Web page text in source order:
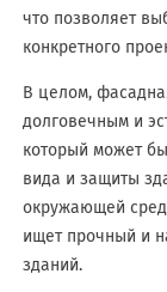
что позволяет
конкретного
В целом,
долговечным и
который может
вида и защиты
окружающей
ищет прочный и
зданий.